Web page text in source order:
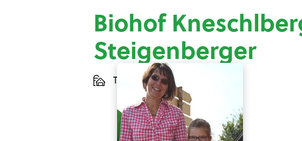
Biohof
Steigenberger
Türnitz, Niederösterreich